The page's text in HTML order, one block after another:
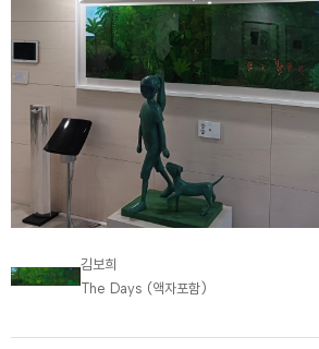
김보희
The Days (액자포함)